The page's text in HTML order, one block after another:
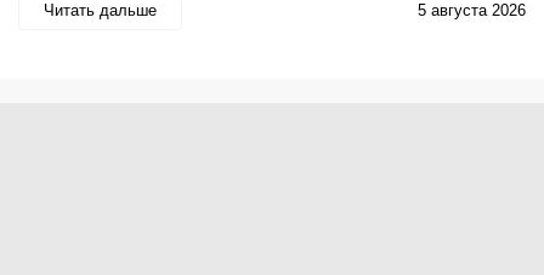
Читать дальше 5 августа 2026